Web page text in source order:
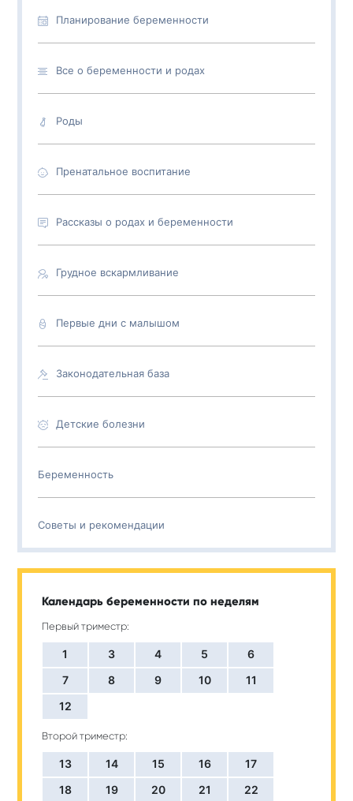
Планирование беременности
Все о беременности и родах
Роды
Пренатальное воспитание
Рассказы о родах и беременности
Грудное вскармливание
Первые дни с малышом
Законодательная база
Детские болезни
Беременность
Советы и рекомендации
Календарь беременности по неделям
Первый триместр:
1 3 4 5
6
7
8 9 10
11
12
Второй триместр:
13 14 15 16
17
18
19 20 21
22